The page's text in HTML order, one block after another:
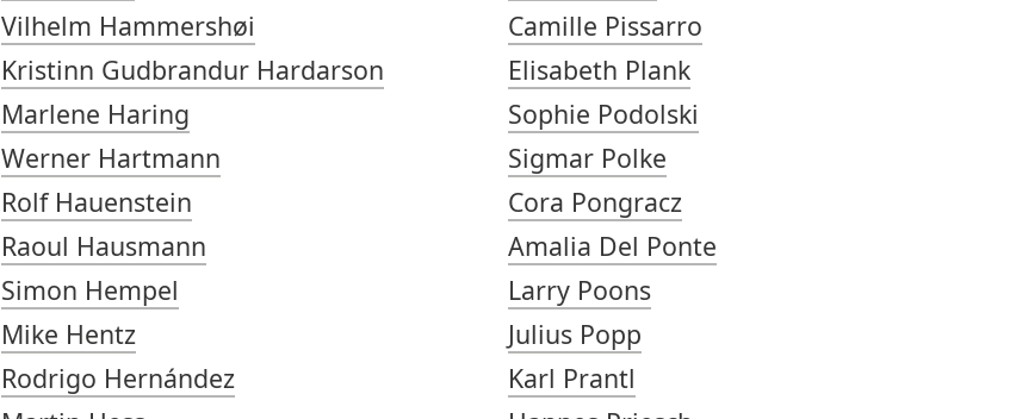
Vilhelm Hammershøi
Kristinn Gudbrandur Hardarson
Marlene Haring
Werner Hartmann
Rolf Hauenstein
Raoul Hausmann
Simon Hempel
Mike Hentz
Rodrigo Hernández
Camille Pissarro
Elisabeth Plank
Sophie Podolski
Sigmar Polke
Cora Pongracz
Amalia Del Ponte
Larry Poons
Julius Popp
Karl Prantl